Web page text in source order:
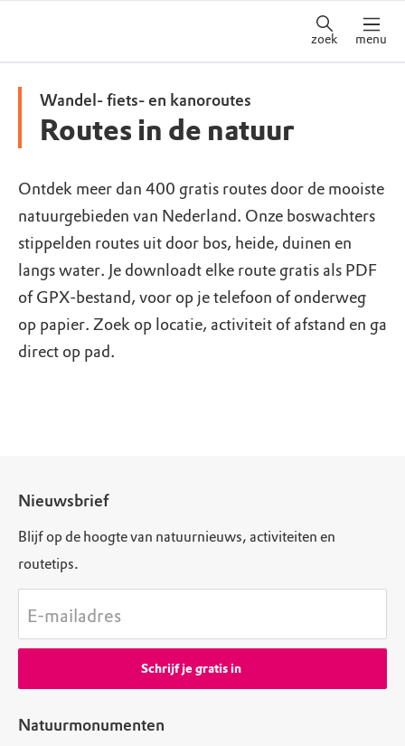
zoek menu
Wandel- fiets- en kanoroutes
Routes in de natuur
Ontdek meer dan 400 gratis routes door de mooiste
natuurgebieden van Nederland. Onze boswachters
stippelden routes uit door bos, heide, duinen en
langs water. Je downloadt elke route gratis als PDF
of GPX-bestand, voor op je telefoon of onderweg
op papier. Zoek op locatie, activiteit of afstand en ga
direct op pad.
Natuurmonumenten
Nieuwsbrief
Blijf op de hoogte van natuurnieuws, activiteiten en
routetips.
E-mailadres
Schrijf je gratis in